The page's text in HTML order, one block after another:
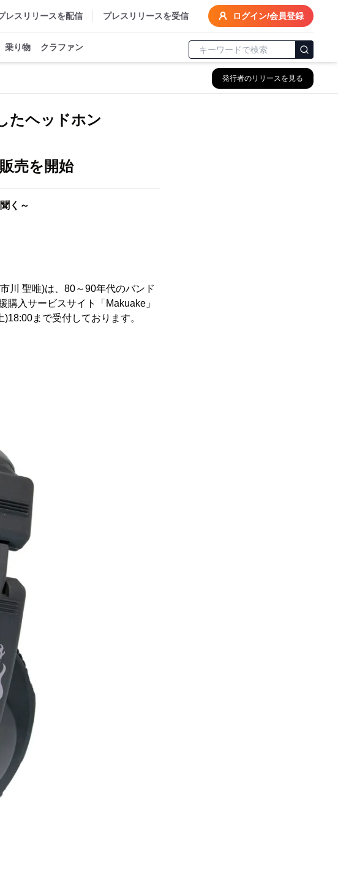
レスリリースを配信 プレスリリースを受信 ログイン/会員登録
乗り物 クラファン
発行者のリリースを見る
たヘッドホン
売を開始
く～
川 聖唯)は、80～90年代のバンド
入サービスサイト「Makuake」
まで受付しております。